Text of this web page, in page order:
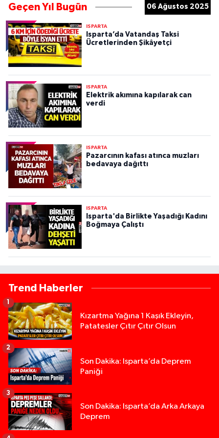
Geçen Yıl Bugün 06 Ağustos 2025
ISPARTA
Isparta’da Vatandaş Taksi
Ücretlerinden Şikâyetçi
ISPARTA
Elektrik akımına kapılarak can
verdi
ISPARTA
Pazarcının kafası atınca muzları
bedavaya dağıttı
ISPARTA
Isparta'da Birlikte Yaşadığı Kadını
Boğmaya Çalıştı
Trend Haberler
Kızartma Yağına 1 Kaşık Ekleyin,
Patatesler Çıtır Çıtır Olsun
1
Son Dakika: Isparta’da Deprem
Paniği
2
Son Dakika: Isparta’da Arka Arkaya
Deprem
3